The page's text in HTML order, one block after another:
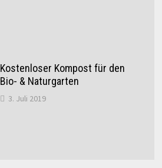
Kostenloser Kompost für den
Bio- & Naturgarten
3. Juli 2019